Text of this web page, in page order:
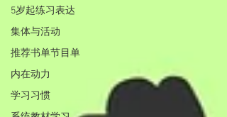
5岁起练习表达
集体与活动
推荐书单节目单
内在动力
学习习惯